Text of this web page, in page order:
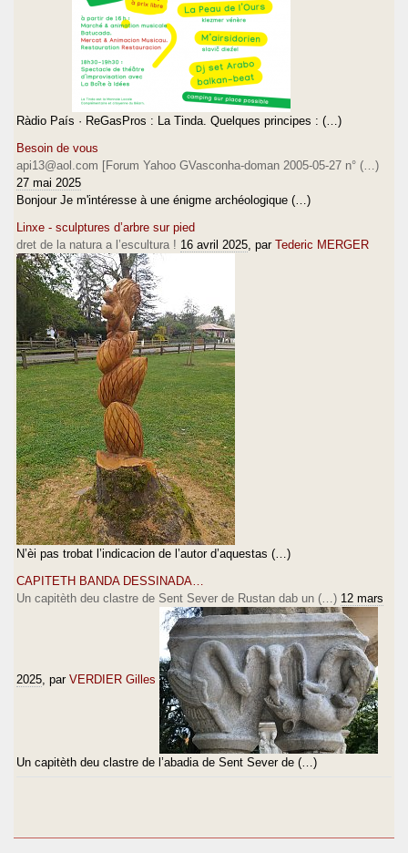
Ràdio País · ReGasPros : La Tinda. Quelques principes : (…)
Besoin de vous
api13@aol.com [Forum Yahoo GVasconha-doman 2005-05-27 n° (…)
27 mai 2025
Bonjour Je m'intéresse à une énigme archéologique (…)
Linxe - sculptures d’arbre sur pied
dret de la natura a l’escultura ! 16 avril 2025 , par Tederic MERGER
N’èi pas trobat l’indicacion de l’autor d’aquestas (…)
CAPITETH BANDA DESSINADA…
Un capitèth deu clastre de Sent Sever de Rustan dab un (…) 12 mars
2025 , par VERDIER Gilles
Un capitèth deu clastre de l’abadia de Sent Sever de (…)